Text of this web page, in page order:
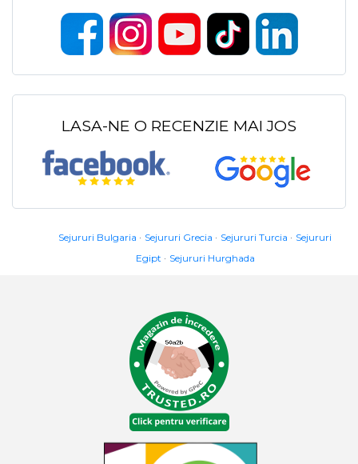
LASA-NE O RECENZIE MAI JOS
Sejururi Bulgaria Sejururi Grecia Sejururi Turcia
Sejururi
Egipt
Sejururi Hurghada